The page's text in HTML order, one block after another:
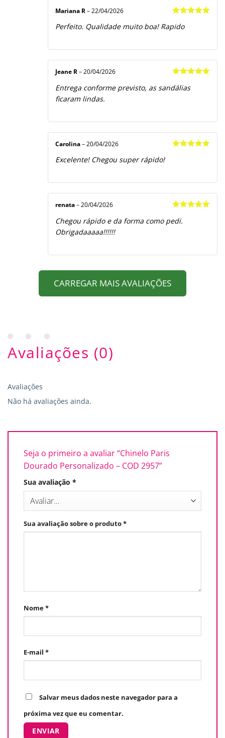
de 5
Mariana R – 22/04/2026
Perfeito. Qualidade muito boa! Rapido
de 5
Jeane R – 20/04/2026
Entrega conforme previsto, as sandálias
ficaram lindas.
Carolina – 20/04/2026
Excelente! Chegou super rápido!
de 5
renata – 20/04/2026
Chegou rápido e da forma como pedi.
Obrigadaaaaa!!!!!!
CARREGAR MAIS AVALIAÇÕES
Avaliações (0)
Avaliações
Não há avaliações ainda.
Seja o primeiro a avaliar “Chinelo Paris
Dourado Personalizado – COD 2957”
Sua avaliação *
Sua avaliação sobre o produto*
Nome*
E-mail *
Salvar meus dados neste navegador para a
próxima vez que eu comentar.